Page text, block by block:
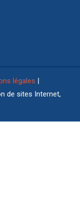
légales |
de sites Internet,